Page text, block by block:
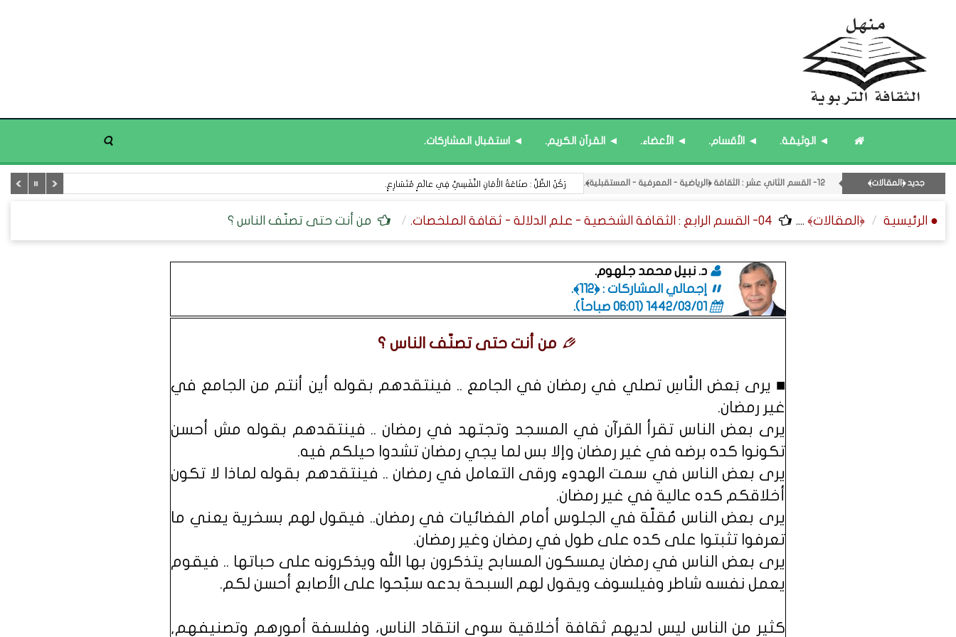
◄ الوثيقة. ◄ الأقسام. ◄ الأعضاء. ◄ القرآن الكريم. ◄ استقبال المشاركات.
جديد ﴿المقالات﴾
۝ قائمة مُحدَّثة : مختارات من جديد المشاركات.
۝ قائمة مُحدَّثة : مختارات من الثقافة ﴿الزمنية﴾.
۝ قائمة مُثبتة : فريق منهل الثقافة التربوية.
۝ قائمة مُثبتة : إدارة منهل الثقافة التربوية.
۝ قائمة مُثبتة : مشرف منهل الثقافة التربوية.
12- القسم الثاني عشر : الثقافة ﴿الرياضية - المعرفية - المستقبلية﴾. رَكْنُ الظِّلِّ : صنَاعَةُ الأَمَانِ النَّفْسِيِّ فِي عالَمٍ مُتَسَارِعٍ.
● الرئيسية ﴿المقالات﴾ .... 04- القسم الرابع : الثقافة الشخصية - علم الدلالة - ثقافة الملخصات. من أنت حتى تصنّف الناس ؟
د. نبيل محمد جلهوم.
إجمالي المشاركات : ﴿112﴾.
1442/03/01 (06:01 صباحاً)
.
من أنت حتى تصنّف الناس ؟
■ يرى بَعض النَّاسِ تصلي في رمضان في الجامع .. فينتقدهم بقوله أين أنتم من الجامع في
غير رمضان.
يرى بعض الناس تقرأ القرآن في المسجد وتجتهد في رمضان .. فينتقدهم بقوله مش أحسن
تكونوا كده برضه في غير رمضان وإلا بس لما يجي رمضان تشدوا حيلكم فيه.
يرى بعض الناس في سمت الهدوء ورقى التعامل في رمضان .. فينتقدهم بقوله لماذا لا تكون
أخلاقكم كده عالية في غير رمضان.
يرى بعض الناس مٌقلّة في الجلوس أمام الفضائيات في رمضان.. فيقول لهم بسخرية يعني ما
تعرفوا تثبتوا على كده على طول في رمضان وغير رمضان.
يرى بعض الناس في رمضان يمسكون المسابح يتذكرون بها الله ويذكرونه على حباتها .. فيقوم
يعمل نفسه شاطر وفيلسوف ويقول لهم السبحة بدعه سبّحوا على الأصابع أحسن لكم.
كثير من الناس ليس لديهم ثقافة أخلاقية سوى انتقاد الناس، وفلسفة أمورهم وتصنيفهم,